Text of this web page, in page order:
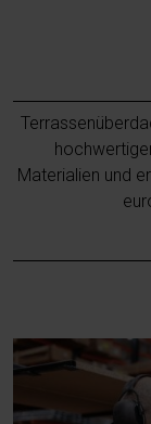
Materialien und